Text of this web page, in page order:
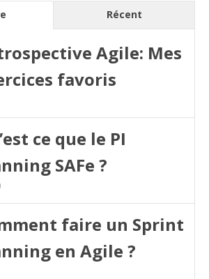
Récent
Agile: Mes
favoris
ce que le PI
SAFe ?
faire un Sprint
en Agile ?